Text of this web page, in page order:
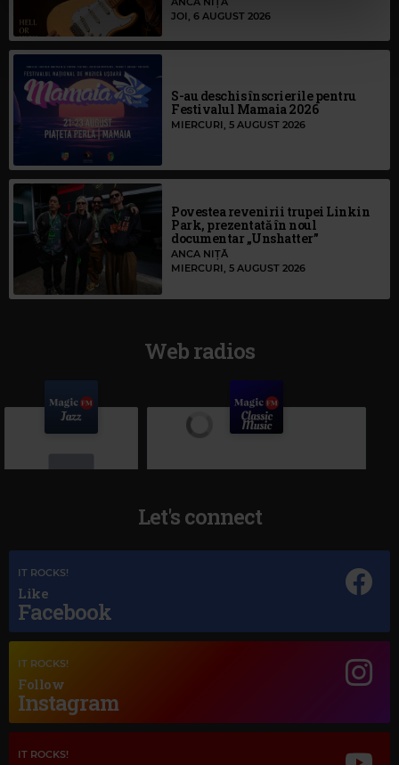
cu utilizarea modulelor noastre cookie.
JOI, 6 AUGUST 2026
S-au deschis înscrierile pentru
Festivalul Mamaia 2026
MIERCURI, 5 AUGUST 2026
Povestea revenirii trupei Linkin
Park, prezentată în noul
documentar „Unshatter”
ANCA NIȚĂ
MIERCURI, 5 AUGUST 2026
Web radios
Magic Jazz
YOU GO TO MY HEAD
PRAGUE WALTZES
Let's connect
IT ROCKS!
Like
Facebook
IT ROCKS!
Follow
Instagram
IT ROCKS!